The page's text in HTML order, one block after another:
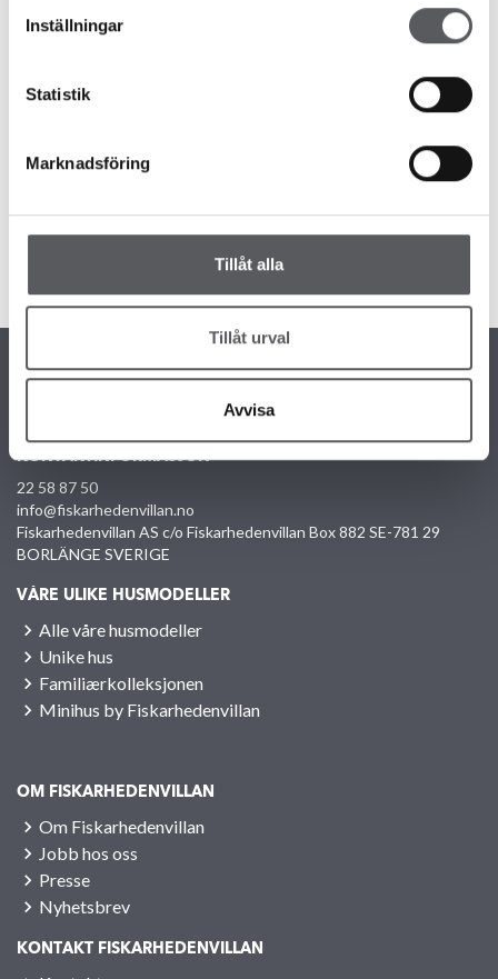
Inställningar
Statistik
Marknadsföring
Tillåt alla
Tillåt urval
Avvisa
Messer Nyheter
MØT OSS PÅ BOLIGMESSEN I TRONDHEIM
7 år siden
KONTAKTINFORMASJON
22 58 87 50
info@fiskarhedenvillan.no
Fiskarhedenvillan AS c/o Fiskarhedenvillan Box 882 SE-781 29
BORLÄNGE SVERIGE
VÅRE ULIKE HUSMODELLER
Alle våre husmodeller
Unike hus
Familiærkolleksjonen
Minihus by Fiskarhedenvillan
OM FISKARHEDENVILLAN
Om Fiskarhedenvillan
Jobb hos oss
Presse
Nyhetsbrev
KONTAKT FISKARHEDENVILLAN